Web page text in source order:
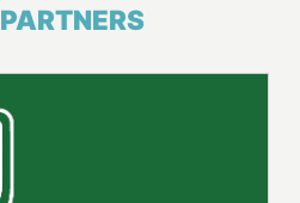
PARTNERS